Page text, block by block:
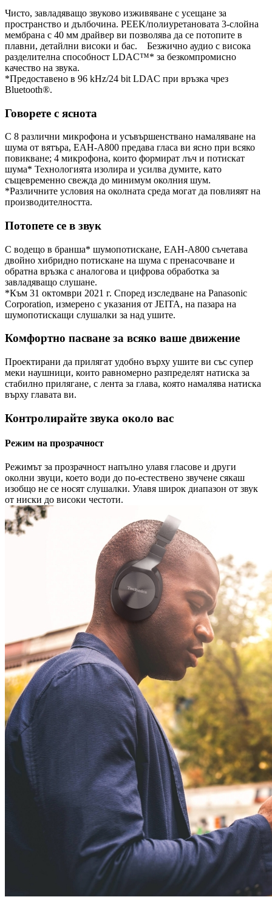
Чисто, завладяващо звуково изживяване с усещане за
пространство и дълбочина. PEEK/полиуретановата 3-слойна
мембрана с 40 мм драйвер ви позволява да се потопите в
плавни, детайлни високи и бас. Безжично аудио с висока
разделителна способност LDAC™* за безкомпромисно
качество на звука.
*Предоставено в 96 kHz/24 bit LDAC при връзка чрез
Bluetooth®.
Говорете с яснота
С 8 различни микрофона и усъвършенствано намаляване на
шума от вятъра, EAH-A800 предава гласа ви ясно при всяко
повикване; 4 микрофона, които формират лъч и потискат
шума* Технологията изолира и усилва думите, като
същевременно свежда до минимум околния шум.
*Различните условия на околната среда могат да повлияят на
производителността.
Потопете се в звук
С водещо в бранша* шумопотискане, EAH-A800 съчетава
двойно хибридно потискане на шума с пренасочване и
обратна връзка с аналогова и цифрова обработка за
завладяващо слушане.
*Към 31 октомври 2021 г. Според изследване на Panasonic
Corporation, измерено с указания от JEITA, на пазара на
шумопотискащи слушалки за над ушите.
Комфортно пасване за всяко ваше движение
Проектирани да прилягат удобно върху ушите ви със супер
меки наушници, които равномерно разпределят натиска за
стабилно прилягане, с лента за глава, която намалява натиска
върху главата ви.
Контролирайте звука около вас
Режим на прозрачност
Режимът за прозрачност напълно улавя гласове и други
околни звуци, което води до по-естествено звучене сякаш
изобщо не се носят слушалки. Улавя широк диапазон от звук
от ниски до високи честоти.